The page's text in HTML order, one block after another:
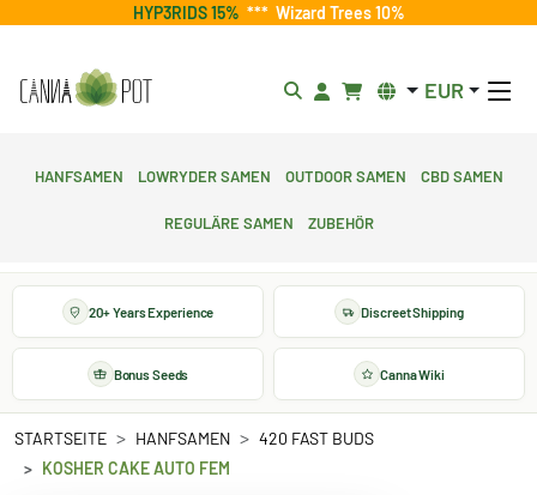
HYP3RIDS 15% *** Wizard Trees 10%
EUR
Hanfsamen Lowryder Samen Outdoor Samen CBD Samen
Reguläre Samen Zubehör
20+ Years Experience Discreet Shipping
Bonus Seeds Canna Wiki
STARTSEITE HANFSAMEN
420 FAST BUDS
KOSHER CAKE AUTO FEM